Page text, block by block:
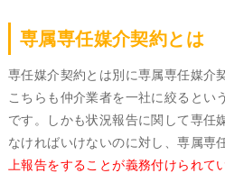
専属専任媒介契約とは
専任媒介契約とは別に専属専任媒介
こちらも仲介業者を一社に絞るとい
です。しかも状況報告に関して専任
なければいけないのに対し、専属専
上報告をすることが義務付けられて